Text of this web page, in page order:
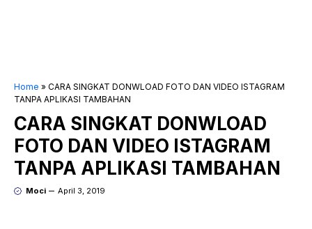
Home » CARA SINGKAT DONWLOAD FOTO DAN VIDEO ISTAGRAM
TANPA APLIKASI TAMBAHAN
CARA SINGKAT DONWLOAD
FOTO DAN VIDEO ISTAGRAM
TANPA APLIKASI TAMBAHAN
Moci April 3, 2019